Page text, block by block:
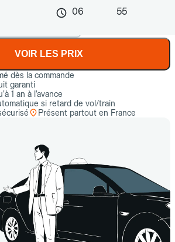
06 55
VOIR LES PRIX
dès la commande
garanti
1 an à l’avance
si retard de vol/train
Présent partout en France